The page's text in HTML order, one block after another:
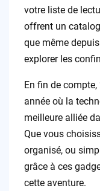
votre liste de
offrent un
que même
explorer les
En fin de
année où la
meilleure alliée
Que vous
organisé, ou
grâce à ces
cette aventure.